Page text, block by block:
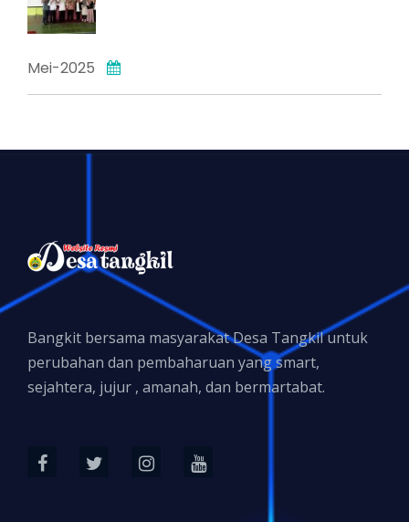
Mei-2025
Bangkit bersama masyarakat Desa Tangkil untuk
perubahan dan pembaharuan yang smart,
sejahtera, jujur , amanah, dan bermartabat.